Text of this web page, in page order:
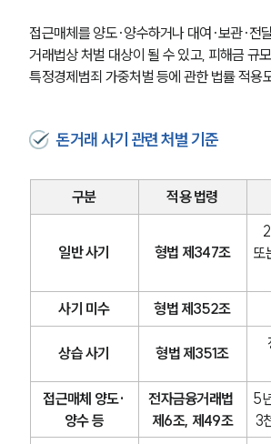
접근매체를 양도·양수하거나 대여·보관·전
거래법상 처벌 대상이 될 수 있고, 피해금 규
특정경제범죄 가중처벌 등에 관한 법률 적용
돈거래 사기 관련 처벌 기준
구분 적용 법령
일반 사기 형법 제347조
또
사기 미수
형법 제352조
상습 사기 형법 제351조
접근매체 양도·
양수 등
전자금융거래법
제6조, 제49조
5
3